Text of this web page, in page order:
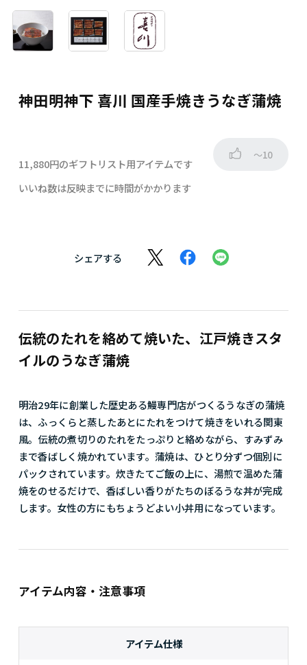
神田明神下 喜川 国産手焼きうなぎ蒲焼
11,880円のギフトリスト用アイテムです
～10
いいね数は反映までに時間がかかります
シェアする
伝統のたれを絡めて焼いた、江戸焼きスタ
イルのうなぎ蒲焼
明治29年に創業した歴史ある鰻専門店がつくるうなぎの蒲焼
は、ふっくらと蒸したあとにたれをつけて焼きをいれる関東
風。伝統の煮切りのたれをたっぷりと絡めながら、すみずみ
まで香ばしく焼かれています。蒲焼は、ひとり分ずつ個別に
パックされています。炊きたてご飯の上に、湯煎で温めた蒲
焼をのせるだけで、香ばしい香りがたちのぼるうな丼が完成
します。女性の方にもちょうどよい小丼用になっています。
アイテム内容・注意事項
アイテム仕様